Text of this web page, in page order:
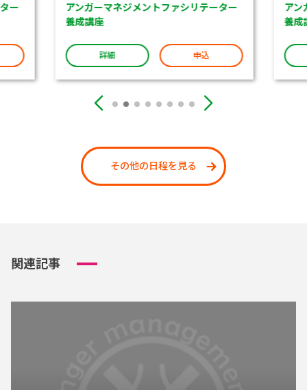
ー
アンガーマネジメントファシリテーター
養成講座
詳細 申込
アン
養成
その他の日程を見る
関連記事